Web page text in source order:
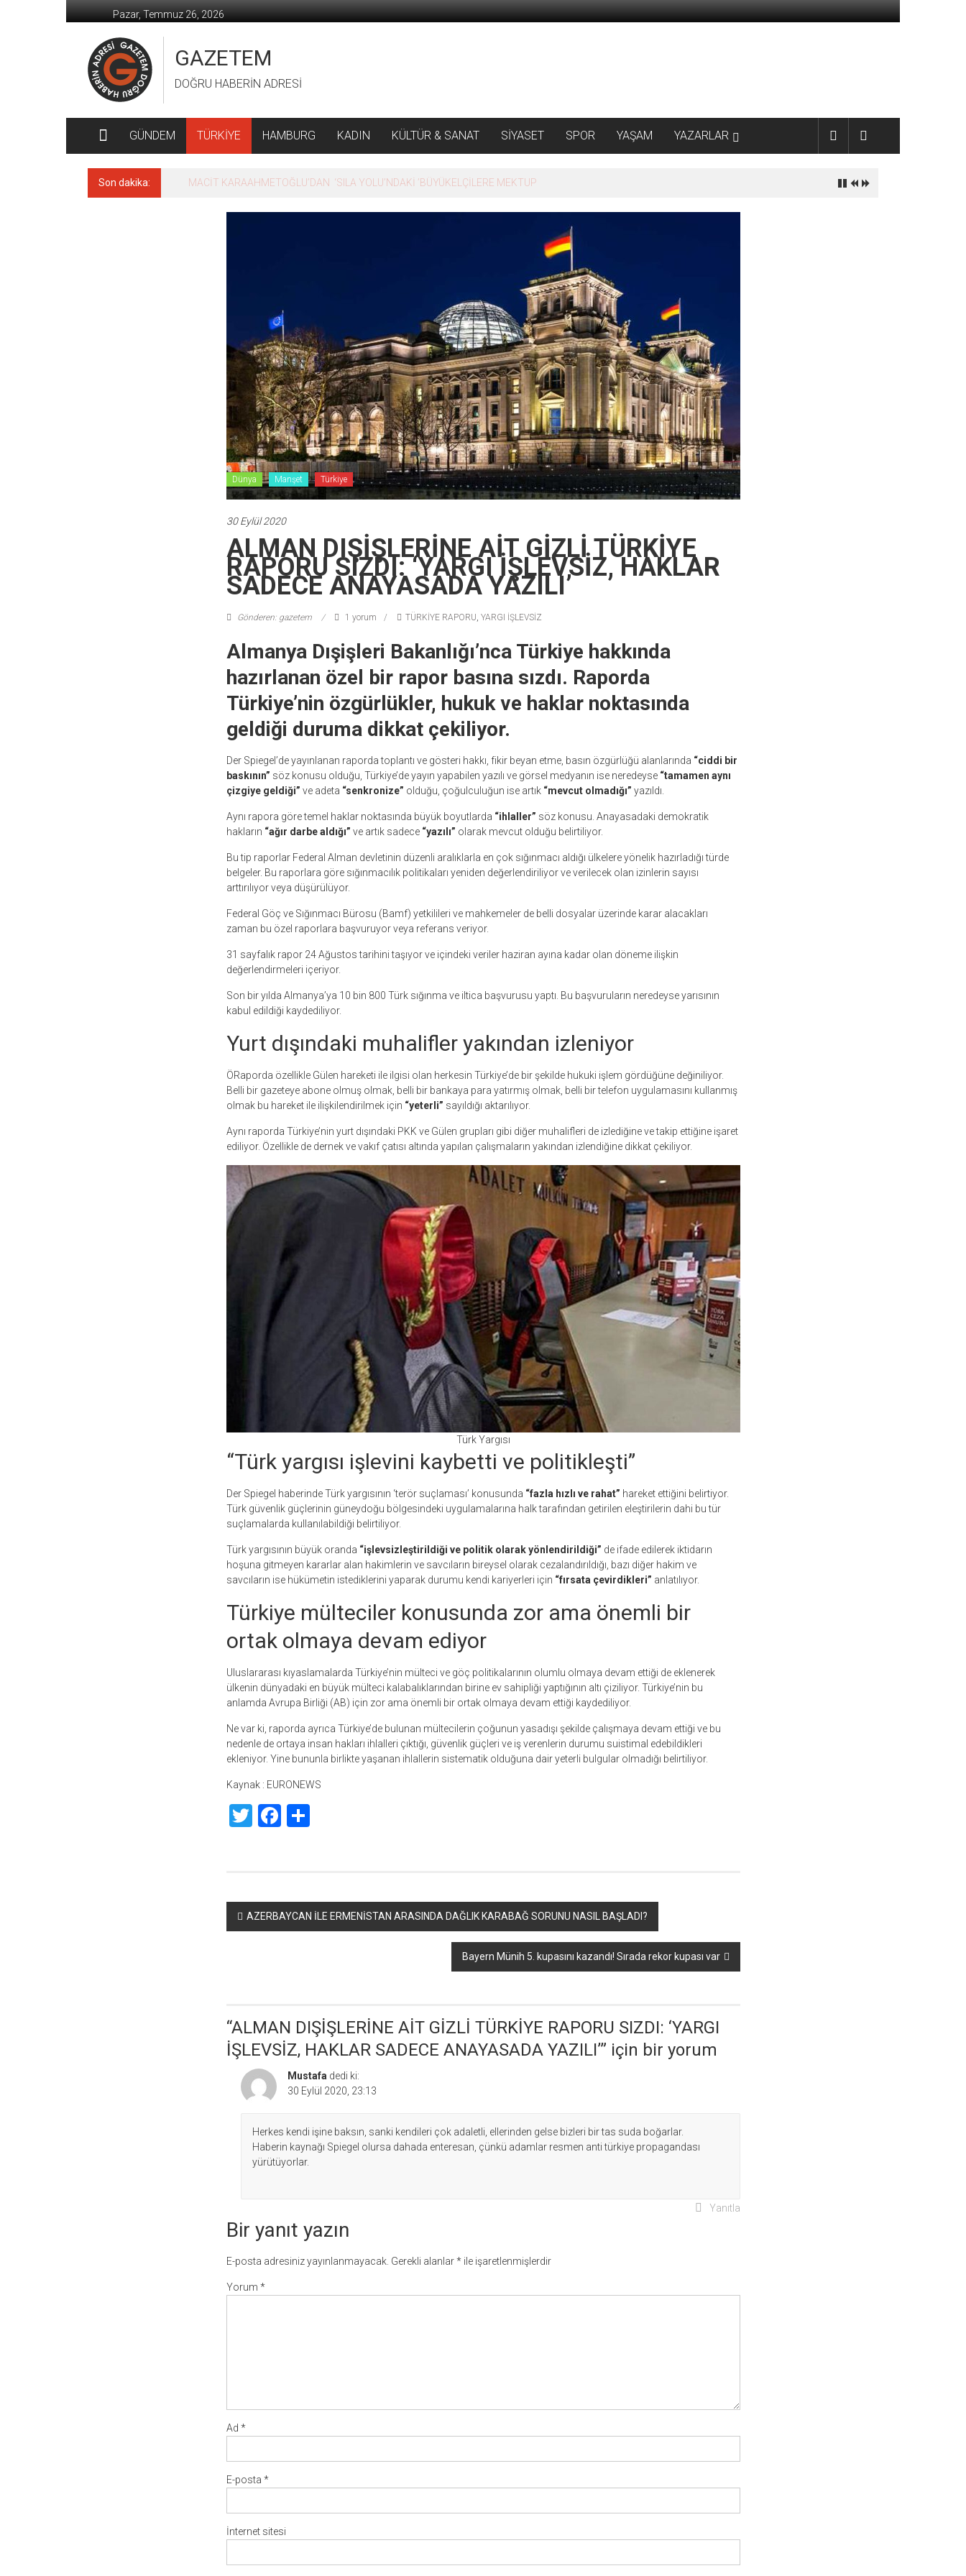
geç
Pazar, Temmuz 26, 2026
GAZETEM
DOĞRU HABERİN ADRESİ
GÜNDEM TÜRKİYE HAMBURG KADIN KÜLTÜR & SANAT SİYASET SPOR YAŞAM YAZARLAR
Son dakika: MACİT KARAAHMETOĞLU’DAN ‘SILA YOLU’NDAKİ ’BÜYÜKELÇİLERE MEKTUP
Dünya Manşet Türkiye
30 Eylül 2020
ALMAN DIŞİŞLERİNE AİT GİZLİ TÜRKİYE
RAPORU SIZDI: ‘YARGI İŞLEVSİZ, HAKLAR
SADECE ANAYASADA YAZILI’
Gönderen: gazetem 1 yorum TÜRKİYE RAPORU, YARGI İŞLEVSİZ
Almanya Dışişleri Bakanlığı’nca Türkiye hakkında
hazırlanan özel bir rapor basına sızdı. Raporda
Türkiye’nin özgürlükler, hukuk ve haklar noktasında
geldiği duruma dikkat çekiliyor.
Der Spiegel’de yayınlanan raporda toplantı ve gösteri hakkı, fikir beyan etme, basın özgürlüğü alanlarında “ciddi bir
baskının” söz konusu olduğu, Türkiye’de yayın yapabilen yazılı ve görsel medyanın ise neredeyse “tamamen aynı
çizgiye geldiği” ve adeta “senkronize” olduğu, çoğulculuğun ise artık “mevcut olmadığı” yazıldı.
Aynı rapora göre temel haklar noktasında büyük boyutlarda “ihlaller” söz konusu. Anayasadaki demokratik
hakların “ağır darbe aldığı” ve artık sadece “yazılı” olarak mevcut olduğu belirtiliyor.
Bu tip raporlar Federal Alman devletinin düzenli aralıklarla en çok sığınmacı aldığı ülkelere yönelik hazırladığı türde
belgeler. Bu raporlara göre sığınmacılık politikaları yeniden değerlendiriliyor ve verilecek olan izinlerin sayısı
arttırılıyor veya düşürülüyor.
Federal Göç ve Sığınmacı Bürosu (Bamf) yetkilileri ve mahkemeler de belli dosyalar üzerinde karar alacakları
zaman bu özel raporlara başvuruyor veya referans veriyor.
31 sayfalık rapor 24 Ağustos tarihini taşıyor ve içindeki veriler haziran ayına kadar olan döneme ilişkin
değerlendirmeleri içeriyor.
Son bir yılda Almanya’ya 10 bin 800 Türk sığınma ve iltica başvurusu yaptı. Bu başvuruların neredeyse yarısının
kabul edildiği kaydediliyor.
Yurt dışındaki muhalifler yakından izleniyor
ÖRaporda özellikle Gülen hareketi ile ilgisi olan herkesin Türkiye’de bir şekilde hukuki işlem gördüğüne değiniliyor.
Belli bir gazeteye abone olmuş olmak, belli bir bankaya para yatırmış olmak, belli bir telefon uygulamasını kullanmış
olmak bu hareket ile ilişkilendirilmek için “yeterli” sayıldığı aktarılıyor.
Aynı raporda Türkiye’nin yurt dışındaki PKK ve Gülen grupları gibi diğer muhalifleri de izlediğine ve takip ettiğine işaret
ediliyor. Özellikle de dernek ve vakıf çatısı altında yapılan çalışmaların yakından izlendiğine dikkat çekiliyor.
Türk Yargısı
“Türk yargısı işlevini kaybetti ve politikleşti”
Der Spiegel haberinde Türk yargısının ‘terör suçlaması’ konusunda “fazla hızlı ve rahat” hareket ettiğini belirtiyor.
Türk güvenlik güçlerinin güneydoğu bölgesindeki uygulamalarına halk tarafından getirilen eleştirilerin dahi bu tür
suçlamalarda kullanılabildiği belirtiliyor.
Türk yargısının büyük oranda “işlevsizleştirildiği ve politik olarak yönlendirildiği” de ifade edilerek iktidarın
hoşuna gitmeyen kararlar alan hakimlerin ve savcıların bireysel olarak cezalandırıldığı, bazı diğer hakim ve
savcıların ise hükümetin istediklerini yaparak durumu kendi kariyerleri için “fırsata çevirdikleri” anlatılıyor.
Türkiye mülteciler konusunda zor ama önemli bir
ortak olmaya devam ediyor
Uluslararası kıyaslamalarda Türkiye’nin mülteci ve göç politikalarının olumlu olmaya devam ettiği de eklenerek
ülkenin dünyadaki en büyük mülteci kalabalıklarından birine ev sahipliği yaptığının altı çiziliyor. Türkiye’nin bu
anlamda Avrupa Birliği (AB) için zor ama önemli bir ortak olmaya devam ettiği kaydediliyor.
Ne var ki, raporda ayrıca Türkiye’de bulunan mültecilerin çoğunun yasadışı şekilde çalışmaya devam ettiği ve bu
nedenle de ortaya insan hakları ihlalleri çıktığı, güvenlik güçleri ve iş verenlerin durumu suistimal edebildikleri
ekleniyor. Yine bununla birlikte yaşanan ihlallerin sistematik olduğuna dair yeterli bulgular olmadığı belirtiliyor.
Kaynak : EURONEWS
TwitterFacebook
Share
Yazı
dolaşımı
AZERBAYCAN İLE ERMENİSTAN ARASINDA DAĞLIK KARABAĞ SORUNU NASIL BAŞLADI?
Bayern Münih 5. kupasını kazandı! Sırada rekor kupası var
“ALMAN DIŞİŞLERİNE AİT GİZLİ TÜRKİYE RAPORU SIZDI: ‘YARGI
İŞLEVSİZ, HAKLAR SADECE ANAYASADA YAZILI’” için bir yorum
Mustafa dedi ki:
30 Eylül 2020, 23:13
Herkes kendi işine baksın, sanki kendileri çok adaletli, ellerinden gelse bizleri bir tas suda boğarlar.
Haberin kaynağı Spiegel olursa dahada enteresan, çünkü adamlar resmen anti türkiye propagandası
yürütüyorlar.
Yanıtla
Bir yanıt yazın
E-posta adresiniz yayınlanmayacak. Gerekli alanlar*ile işaretlenmişlerdir
Yorum *
Ad *
E-posta *
İnternet sitesi